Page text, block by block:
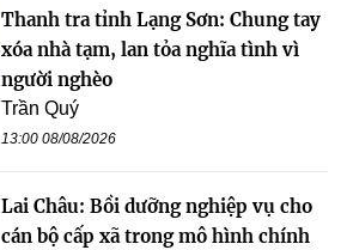
Thanh tra tỉnh Lạng Sơn: Chung tay
xóa nhà tạm, lan tỏa nghĩa tình vì
người nghèo
Trần Quý
13:00 08/08/2026
Lai Châu: Bồi dưỡng nghiệp vụ cho
cán bộ cấp xã trong mô hình chính